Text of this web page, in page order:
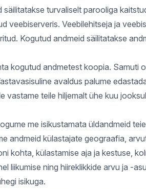
turvaliselt parooliga
veebiserveris. Veebilehitseja ja
Kogutud andmeid säilitatakse
kogutud andmetest koopia. Samuti
avaldus palume
vastame teile hiljemalt ühe kuu
me isikustamata üldandmeid
andmeid külastajate geograafia,
kohta, külastamise aja ja kestuse,
liikumise ning hiireklikkide arvu ja -
isikuga.